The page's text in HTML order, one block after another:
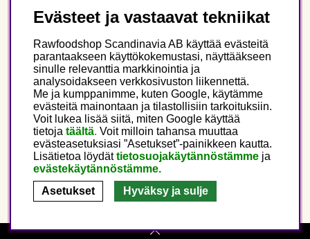
Seuraa meitä
Tämä on Rawfoodshop
Finland
Evästeet ja vastaavat tekniikat
Rawfoodshop Scandinavia AB käyttää evästeitä
parantaakseen käyttökokemustasi, näyttääkseen
sinulle relevanttia markkinointia ja
analysoidakseen verkkosivuston liikennettä.
Me ja kumppanimme, kuten Google, käytämme
evästeitä mainontaan ja tilastollisiin tarkoituksiin.
Voit lukea lisää siitä, miten Google käyttää
tietoja täältä. Voit milloin tahansa muuttaa
evästeasetuksiasi ”Asetukset”-painikkeen kautta.
Lisätietoa löydättietosuojakäytännöstämme ja
evästekäytännöstämme.
Asetukset
Hyväksy ja sulje